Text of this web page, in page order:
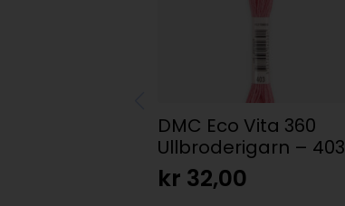
DMC Eco Vita 360
Ullbroderigarn – 403
kr 32,00